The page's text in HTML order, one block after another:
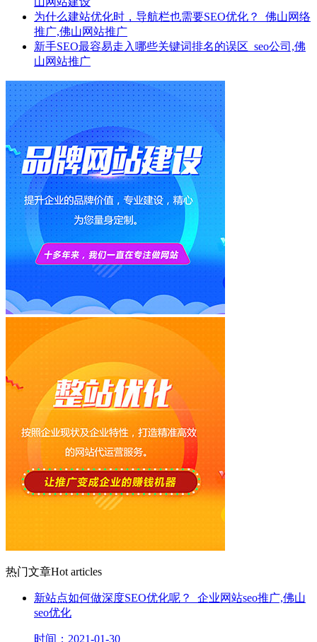
为什么建站优化时，导航栏也需要SEO优化？_佛山网络
推广,佛山网站推广
新手SEO最容易走入哪些关键词排名的误区_seo公司,佛
山网站推广
热门文章Hot articles
新站点如何做深度SEO优化呢？_企业网站seo推广,佛山
seo优化
时间：2021-01-30